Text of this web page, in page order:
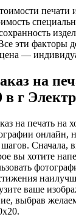
печати
эти факторы
—
на
в г
на печать на
онлайн,
Сначала,
вы хотите
ваше
выбрав